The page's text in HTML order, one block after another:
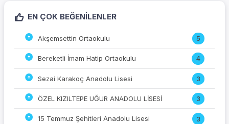
EN ÇOK BEĞENILENLER
Akşemsettin Ortaokulu 5
Bereketli İmam Hatip Ortaokulu 4
Sezai Karakoç Anadolu Lisesi 3
ÖZEL KIZILTEPE UĞUR ANADOLU LİSESİ 3
15 Temmuz Şehitleri Anadolu Lisesi 3